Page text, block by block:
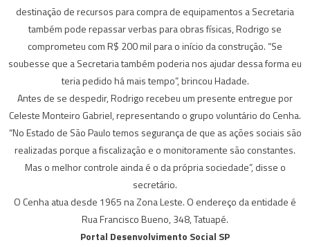
destinação de recursos para compra de equipamentos a Secretaria
também pode repassar verbas para obras físicas, Rodrigo se
comprometeu com R$ 200 mil para o início da construção. “Se
soubesse que a Secretaria também poderia nos ajudar dessa forma eu
teria pedido há mais tempo”, brincou Hadade.
Antes de se despedir, Rodrigo recebeu um presente entregue por
Celeste Monteiro Gabriel, representando o grupo voluntário do Cenha.
“No Estado de São Paulo temos segurança de que as ações sociais são
realizadas porque a fiscalização e o monitoramente são constantes.
Mas o melhor controle ainda é o da própria sociedade”, disse o
secretário.
O Cenha atua desde 1965 na Zona Leste. O endereço da entidade é
Rua Francisco Bueno, 348, Tatuapé.
Portal Desenvolvimento Social SP